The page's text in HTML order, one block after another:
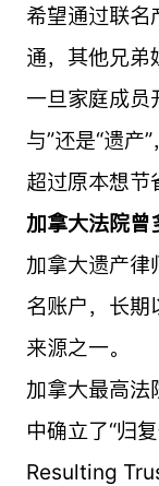
希望通过联名
通，其他兄弟
一旦家庭成员
与”还是“遗产
超过原本想节
加拿大法院曾
加拿大遗产律
名账户，长期
来源之一。
加拿大最高
中确立了“归
Resulting